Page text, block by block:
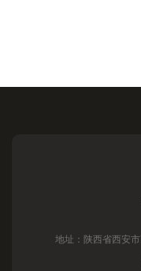
地址：陕西省西安